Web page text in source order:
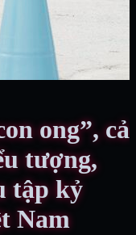
ong”, cả
tượng,
tập kỷ
Nam